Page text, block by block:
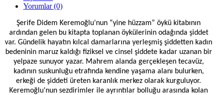
Yorumlar (0)
Şerife Didem Keremoğlu’nun “yine hüzzam” öykü kitabının
ardından gelen bu kitapta toplanan öykülerinin odağında şiddet
var. Gündelik hayatın kılcal damarlarına yerleşmiş şiddetten kadın
bedeninin maruz kaldığı fiziksel ve cinsel şiddete kadar uzanan bir
yelpaze sunuyor yazar. Mahrem alanda gerçekleşen tecavüz,
kadının suskunluğu etrafında kendine yaşama alanı bulurken,
erkeği de şiddeti üreten karanlık merkez olarak kurguluyor.
Keremoğlu’nun sezdirimler ile ayrıntılar bolluğu arasında kolan